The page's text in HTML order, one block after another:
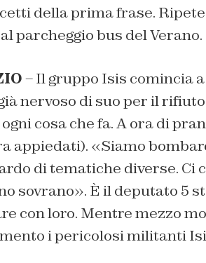
della prima frase. Ripete
parcheggio bus del Verano.
– Il gruppo Isis comincia
nervoso di suo per il
cosa che fa. A ora di
appiedati). «Siamo
di tematiche diverse. Ci
sovrano». È il deputato 5
con loro. Mentre mezzo
i pericolosi militanti